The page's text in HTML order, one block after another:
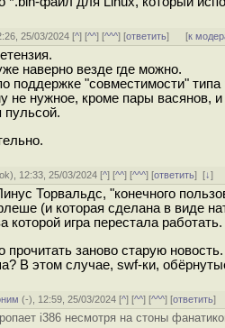
25/03/2024 [^] [^^] [^^^] [ответить] [к
наверно везде где можно.
поддержке "совместимости"
не нужное, кроме пары васянов,
пульсой.
ok), 12:33, 25/03/2024 [^] [^^] [^^^] [ответить][↓]
Торвальдс, "конечного
(и которая сделана в виде
которой игра перестала работать.
прочитать заново старую
В этом случае, swf-ки,
(-), 12:59, 25/03/2024 [^] [^^] [^^^] [ответить]
i386 несмотря на стоны